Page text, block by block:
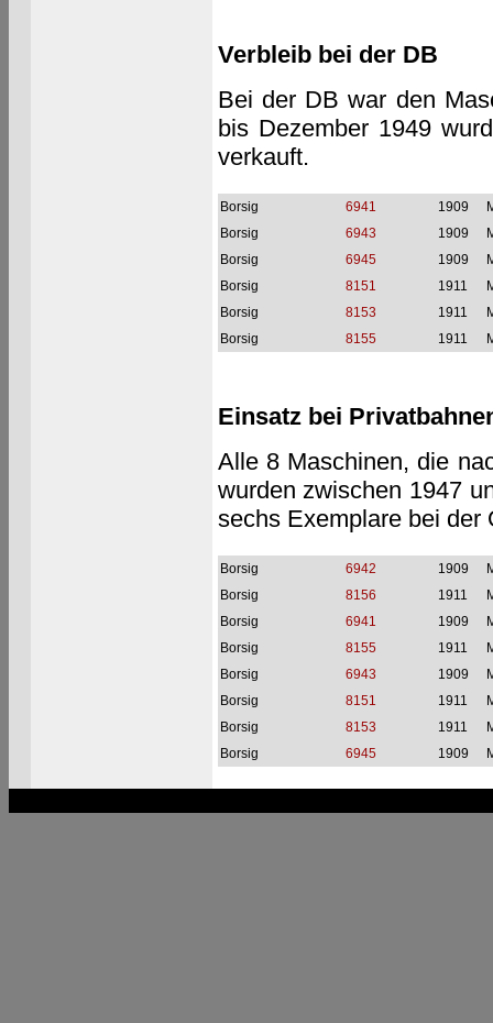
Verbleib bei der DB
Bei der DB war den
bis Dezember 1949
verkauft.
Borsig 6941 1909
Borsig
6943 1909
Borsig
6945 1909
Borsig
8151 1911
Borsig
8153 1911
Borsig
8155 1911
Einsatz bei
Alle 8 Maschinen, die
wurden zwischen 1947
sechs Exemplare bei der
Borsig 6942 1909
Borsig
8156 1911
Borsig
6941 1909
Borsig
8155 1911
Borsig
6943 1909
Borsig
8151 1911
Borsig
8153 1911
Borsig
6945 1909